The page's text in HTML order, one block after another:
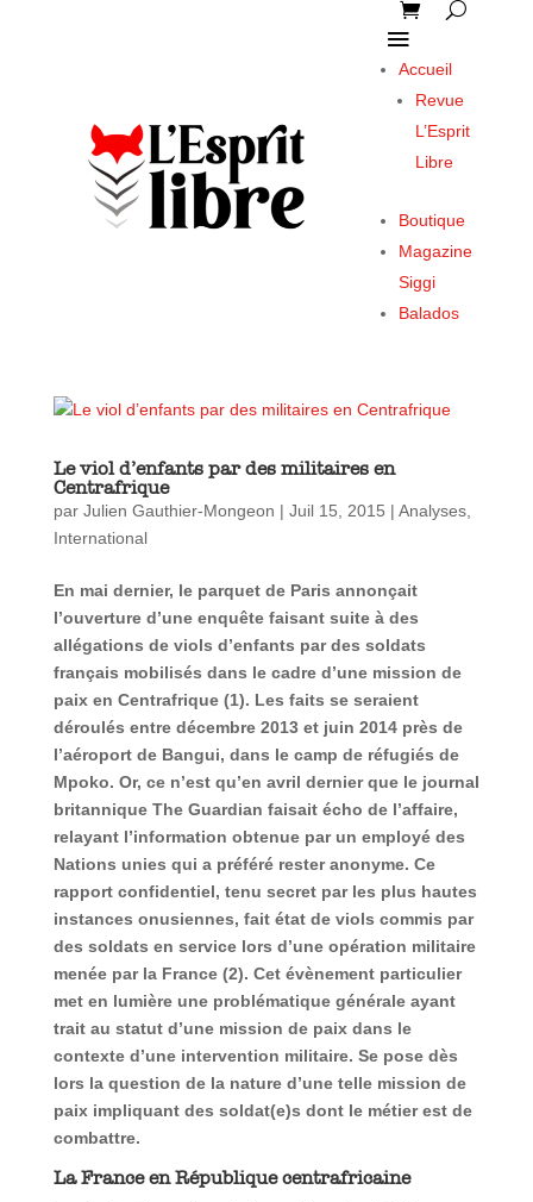
Accueil
Revue
L’Esprit
Libre
Boutique
Magazine
Siggi
Balados
Le viol d’enfants par des militaires en
Centrafrique
par Julien Gauthier-Mongeon | Juil 15, 2015 | Analyses,
International
En mai dernier, le parquet de Paris annonçait
l’ouverture d’une enquête faisant suite à des
allégations de viols d’enfants par des soldats
français mobilisés dans le cadre d’une mission de
paix en Centrafrique (1). Les faits se seraient
déroulés entre décembre 2013 et juin 2014 près de
l’aéroport de Bangui, dans le camp de réfugiés de
Mpoko. Or, ce n’est qu’en avril dernier que le journal
britannique The Guardian faisait écho de l’affaire,
relayant l’information obtenue par un employé des
Nations unies qui a préféré rester anonyme. Ce
rapport confidentiel, tenu secret par les plus hautes
instances onusiennes, fait état de viols commis par
des soldats en service lors d’une opération militaire
menée par la France (2). Cet évènement particulier
met en lumière une problématique générale ayant
trait au statut d’une mission de paix dans le
contexte d’une intervention militaire. Se pose dès
lors la question de la nature d’une telle mission de
paix impliquant des soldat(e)s dont le métier est de
combattre.
La France en République centrafricaine